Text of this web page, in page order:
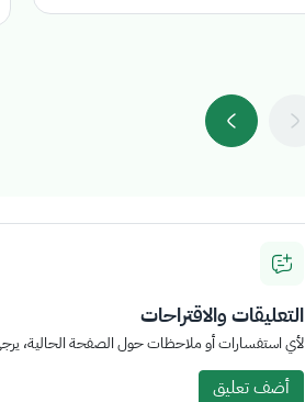
التعليقات والاقتراحات
لأي استفسارات أو ملاحظات حول الصفحة الحالية،
أضف تعليق